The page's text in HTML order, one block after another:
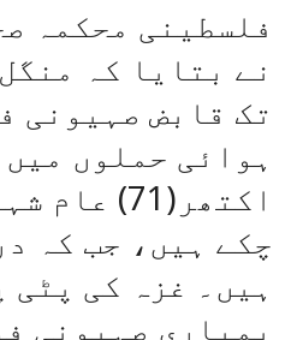
فلسطینی محکمہ
نے بتایا کہ
تک قابض صہیونی
ہوائی حملوں
اکتھر(71)
چکے ہیں، جب کہ
ہیں۔ غزہ کی پٹی
بمباری صہیونی